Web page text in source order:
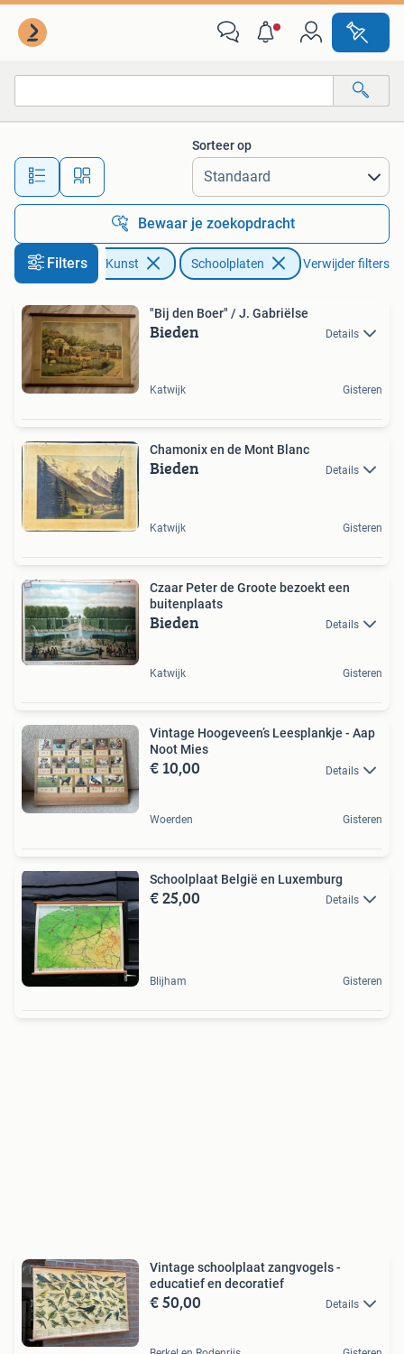
Alle afstanden…
Sorteer op
Bewaar je zoekopdracht
Filters
Antiek en Kunst Schoolplaten Verwijder filters
"Bij den Boer" / J. Gabriëlse
Bieden Details
Katwijk Gisteren
Chamonix en de Mont Blanc
Bieden Details
Katwijk Gisteren
Czaar Peter de Groote bezoekt een
buitenplaats
Bieden Details
Katwijk Gisteren
Vintage Hoogeveen’s Leesplankje - Aap
Noot Mies
€ 10,00 Details
Woerden Gisteren
Schoolplaat België en Luxemburg
€ 25,00 Details
Blijham Gisteren
Vintage schoolplaat zangvogels -
educatief en decoratief
€ 50,00 Details